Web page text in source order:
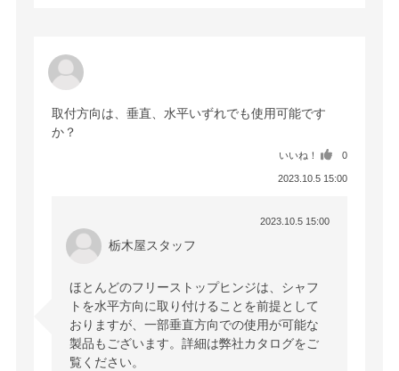
取付方向は、垂直、水平いずれでも使用可能です
か？
いいね！ 0
2023.10.5 15:00
2023.10.5 15:00
栃木屋スタッフ
ほとんどのフリーストップヒンジは、シャフ
トを水平方向に取り付けることを前提として
おりますが、一部垂直方向での使用が可能な
製品もございます。詳細は弊社カタログをご
覧ください。